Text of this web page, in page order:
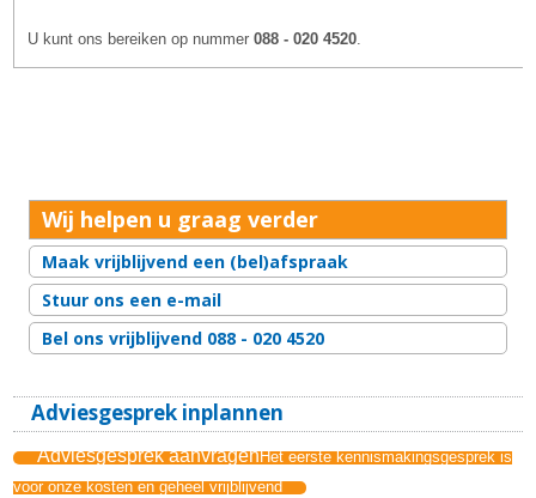
U kunt ons bereiken op nummer088 - 020 4520
Wij helpen u graag verder
Maak vrijblijvend een (bel)afspraak
Stuur ons een e-mail
Bel ons vrijblijvend 088 - 020 4520
Adviesgesprek inplannen
Adviesgesprek aanvragenHet eerste kennismakingsgesprek is
voor onze kosten en geheel vrijblijvend